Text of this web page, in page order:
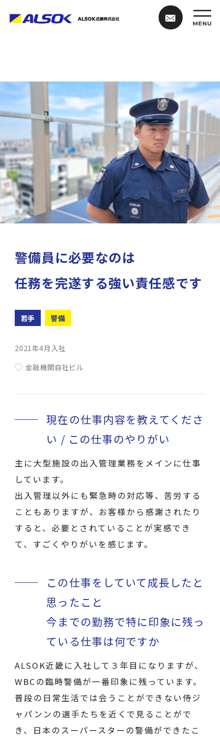
警備員に必要なのは
任務を完遂する強い責任感です
若手 警備
2021年4月入社
金融機関自社ビル
現在の仕事内容を教えてくださ
い / この仕事のやりがい
主に大型施設の出入管理業務をメインに仕事
しています。
出入管理以外にも緊急時の対応等、苦労する
こともありますが、お客様から感謝されたり
すると、必要とされていることが実感でき
て、すごくやりがいを感じます。
この仕事をしていて成長したと
思ったこと
今までの勤務で特に印象に残っ
ている仕事は何ですか
ALSOK近畿に入社して３年目になりますが、
WBCの臨時警備が一番印象に残っています。
普段の日常生活では会うことができない侍ジ
ャパンンの選手たちを近くで見ることがで
き、日本のスーパースターの警備ができたこ